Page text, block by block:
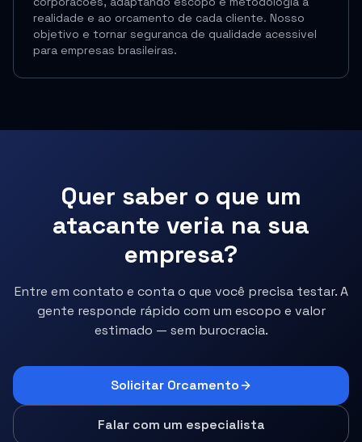
realidade e ao orcamento de cada cliente. Nosso
objetivo e tornar seguranca de qualidade acessivel
para empresas brasileiras.
Quer saber o que um
atacante veria na sua
empresa?
Entre em contato e conta o que você precisa testar. A
gente responde rápido com um escopo e valor
estimado — sem burocracia.
Solicitar Orcamento
Falar com um especialista